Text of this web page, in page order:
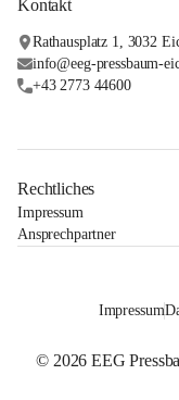
Kontakt
Rathausplatz 1, 3032
info@eeg-pressbaum-
+43 2773 44600
Rechtliches
Impressum
Ansprechpartner
Impressum
© 2026 EEG